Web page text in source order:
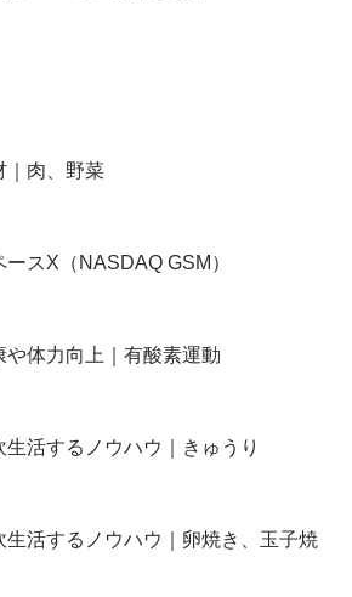
｜肉、野菜
スX（NASDAQ GSM）
や体力向上｜有酸素運動
活するノウハウ｜きゅうり
生活するノウハウ｜卵焼き、玉子焼